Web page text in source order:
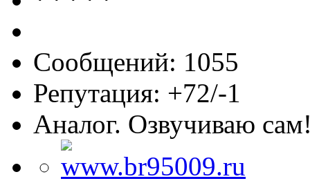
Сообщений: 1055
Репутация: +72/-1
Аналог. Озвучиваю